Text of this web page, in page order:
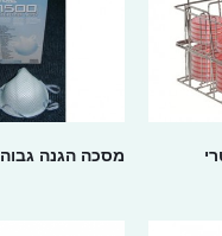
מסכה הגנה גבוה